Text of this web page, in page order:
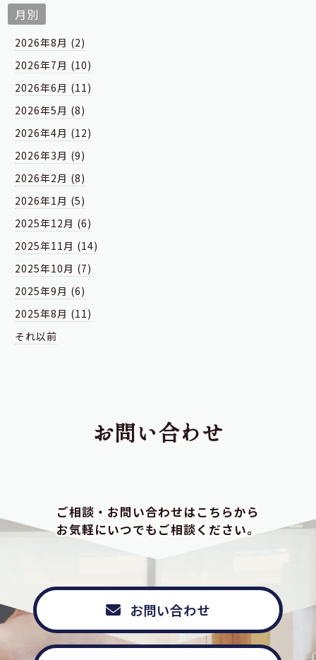
月別
2026年8月 (2)
2026年7月 (10)
2026年6月 (11)
2026年5月 (8)
2026年4月 (12)
2026年3月 (9)
2026年2月 (8)
2026年1月 (5)
2025年12月 (6)
2025年11月 (14)
2025年10月 (7)
2025年9月 (6)
2025年8月 (11)
それ以前
お問い合わせ
ご相談・お問い合わせはこちらから
お気軽にいつでもご相談ください。
お問い合わせ